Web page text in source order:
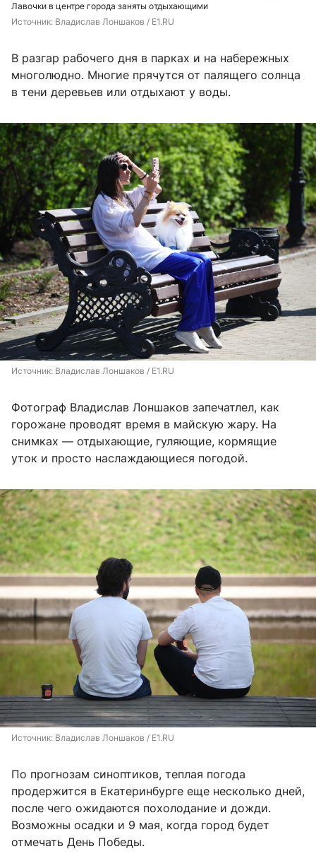
Лавочки в центре города заняты отдыхающими
Источник: Владислав Лоншаков / E1.RU
В разгар рабочего дня в парках и на набережных
многолюдно. Многие прячутся от палящего солнца
в тени деревьев или отдыхают у воды.
Источник: Владислав Лоншаков / E1.RU
Фотограф Владислав Лоншаков запечатлел, как
горожане проводят время в майскую жару. На
снимках — отдыхающие, гуляющие, кормящие
уток и просто наслаждающиеся погодой.
Источник: Владислав Лоншаков / E1.RU
По прогнозам синоптиков, теплая погода
продержится в Екатеринбурге еще несколько дней,
после чего ожидаются похолодание и дожди.
Возможны осадки и 9 мая, когда город будет
отмечать День Победы.